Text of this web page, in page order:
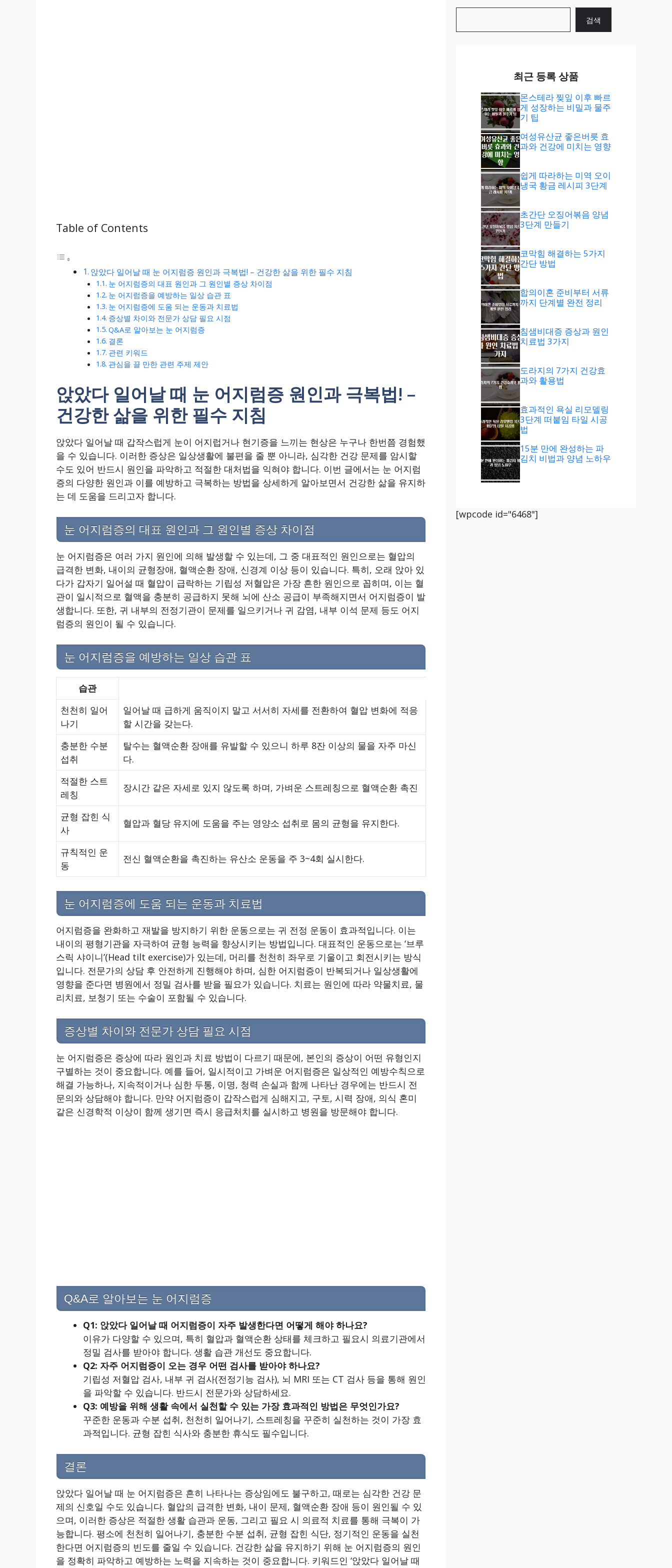
Table of Contents
앉았다 일어날 때 눈 어지럼증 원인과 극복법! – 건강한 삶을 위한 필수 지침
눈 어지럼증의 대표 원인과 그 원인별 증상 차이점
눈 어지럼증을 예방하는 일상 습관 표
눈 어지럼증에 도움 되는 운동과 치료법
증상별 차이와 전문가 상담 필요 시점
Q&A로 알아보는 눈 어지럼증
결론
관련 키워드
관심을 끌 만한 관련 주제 제안
앉았다 일어날 때 눈 어지럼증 원인과 극복법! –
건강한 삶을 위한 필수 지침
앉았다 일어날 때 갑작스럽게 눈이 어지럽거나 현기증을 느끼는 현상은 누구나 한번쯤 경험했
을 수 있습니다. 이러한 증상은 일상생활에 불편을 줄 뿐 아니라, 심각한 건강 문제를 암시할
수도 있어 반드시 원인을 파악하고 적절한 대처법을 익혀야 합니다. 이번 글에서는 눈 어지럼
증의 다양한 원인과 이를 예방하고 극복하는 방법을 상세하게 알아보면서 건강한 삶을 유지하
는 데 도움을 드리고자 합니다.
눈 어지럼증의 대표 원인과 그 원인별 증상 차이점
눈 어지럼증은 여러 가지 원인에 의해 발생할 수 있는데, 그 중 대표적인 원인으로는 혈압의
급격한 변화, 내이의 균형장애, 혈액순환 장애, 신경계 이상 등이 있습니다. 특히, 오래 앉아 있
다가 갑자기 일어설 때 혈압이 급락하는 기립성 저혈압은 가장 흔한 원인으로 꼽히며, 이는 혈
관이 일시적으로 혈액을 충분히 공급하지 못해 뇌에 산소 공급이 부족해지면서 어지럼증이 발
생합니다. 또한, 귀 내부의 전정기관이 문제를 일으키거나 귀 감염, 내부 이석 문제 등도 어지
럼증의 원인이 될 수 있습니다.
눈 어지럼증을 예방하는 일상 습관 표
습관
천천히 일어
나기
일어날 때 급하게 움직이지 말고 서서히 자세를 전환하여 혈압 변화에 적응
할 시간을 갖는다.
충분한 수분
섭취
탈수는 혈액순환 장애를 유발할 수 있으니 하루 8잔 이상의 물을 자주 마신
다.
적절한 스트
레칭
장시간 같은 자세로 있지 않도록 하며, 가벼운 스트레칭으로 혈액순환 촉진
균형 잡힌 식
사
혈압과 혈당 유지에 도움을 주는 영양소 섭취로 몸의 균형을 유지한다.
규칙적인 운
동
전신 혈액순환을 촉진하는 유산소 운동을 주 3~4회 실시한다.
눈 어지럼증에 도움 되는 운동과 치료법
어지럼증을 완화하고 재발을 방지하기 위한 운동으로는 귀 전정 운동이 효과적입니다. 이는
내이의 평형기관을 자극하여 균형 능력을 향상시키는 방법입니다. 대표적인 운동으로는 ‘브루
스릭 샤이니’(Head tilt exercise)가 있는데, 머리를 천천히 좌우로 기울이고 회전시키는 방식
입니다. 전문가의 상담 후 안전하게 진행해야 하며, 심한 어지럼증이 반복되거나 일상생활에
영향을 준다면 병원에서 정밀 검사를 받을 필요가 있습니다. 치료는 원인에 따라 약물치료, 물
리치료, 보청기 또는 수술이 포함될 수 있습니다.
증상별 차이와 전문가 상담 필요 시점
눈 어지럼증은 증상에 따라 원인과 치료 방법이 다르기 때문에, 본인의 증상이 어떤 유형인지
구별하는 것이 중요합니다. 예를 들어, 일시적이고 가벼운 어지럼증은 일상적인 예방수칙으로
해결 가능하나, 지속적이거나 심한 두통, 이명, 청력 손실과 함께 나타난 경우에는 반드시 전
문의와 상담해야 합니다. 만약 어지럼증이 갑작스럽게 심해지고, 구토, 시력 장애, 의식 혼미
같은 신경학적 이상이 함께 생기면 즉시 응급처치를 실시하고 병원을 방문해야 합니다.
Q&A로 알아보는 눈 어지럼증
Q1: 앉았다 일어날 때 어지럼증이 자주 발생한다면 어떻게 해야 하나요?
이유가 다양할 수 있으며, 특히 혈압과 혈액순환 상태를 체크하고 필요시 의료기관에서
정밀 검사를 받아야 합니다. 생활 습관 개선도 중요합니다.
Q2: 자주 어지럼증이 오는 경우 어떤 검사를 받아야 하나요?
기립성 저혈압 검사, 내부 귀 검사(전정기능 검사), 뇌 MRI 또는 CT 검사 등을 통해 원인
을 파악할 수 있습니다. 반드시 전문가와 상담하세요.
Q3: 예방을 위해 생활 속에서 실천할 수 있는 가장 효과적인 방법은 무엇인가요?
꾸준한 운동과 수분 섭취, 천천히 일어나기, 스트레칭을 꾸준히 실천하는 것이 가장 효
과적입니다. 균형 잡힌 식사와 충분한 휴식도 필수입니다.
결론
앉았다 일어날 때 눈 어지럼증은 흔히 나타나는 증상임에도 불구하고, 때로는 심각한 건강 문
제의 신호일 수도 있습니다. 혈압의 급격한 변화, 내이 문제, 혈액순환 장애 등이 원인될 수 있
으며, 이러한 증상은 적절한 생활 습관과 운동, 그리고 필요 시 의료적 치료를 통해 극복이 가
능합니다. 평소에 천천히 일어나기, 충분한 수분 섭취, 균형 잡힌 식단, 정기적인 운동을 실천
한다면 어지럼증의 빈도를 줄일 수 있습니다. 건강한 삶을 유지하기 위해 눈 어지럼증의 원인
을 정확히 파악하고 예방하는 노력을 지속하는 것이 중요합니다. 키워드인 ‘앉았다 일어날 때
검색
최근 등록 상품
몬스테라 찢잎 이후 빠르
게 성장하는 비밀과 물주
기 팁
여성유산균 좋은버릇 효
과와 건강에 미치는 영향
쉽게 따라하는 미역 오이
냉국 황금 레시피 3단계
초간단 오징어볶음 양념
3단계 만들기
코막힘 해결하는 5가지
간단 방법
합의이혼 준비부터 서류
까지 단계별 완전 정리
침샘비대증 증상과 원인
치료법 3가지
도라지의 7가지 건강효
과와 활용법
효과적인 욕실 리모델링
3단계 떠붙임 타일 시공
법
15분 만에 완성하는 파
김치 비법과 양념 노하우
[wpcode id="6468"]